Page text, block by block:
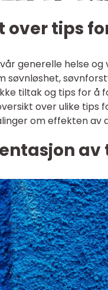
tips
generelle helse
søvnløshet,
tiltak og tips for
over ulike tips
om effekten av
av